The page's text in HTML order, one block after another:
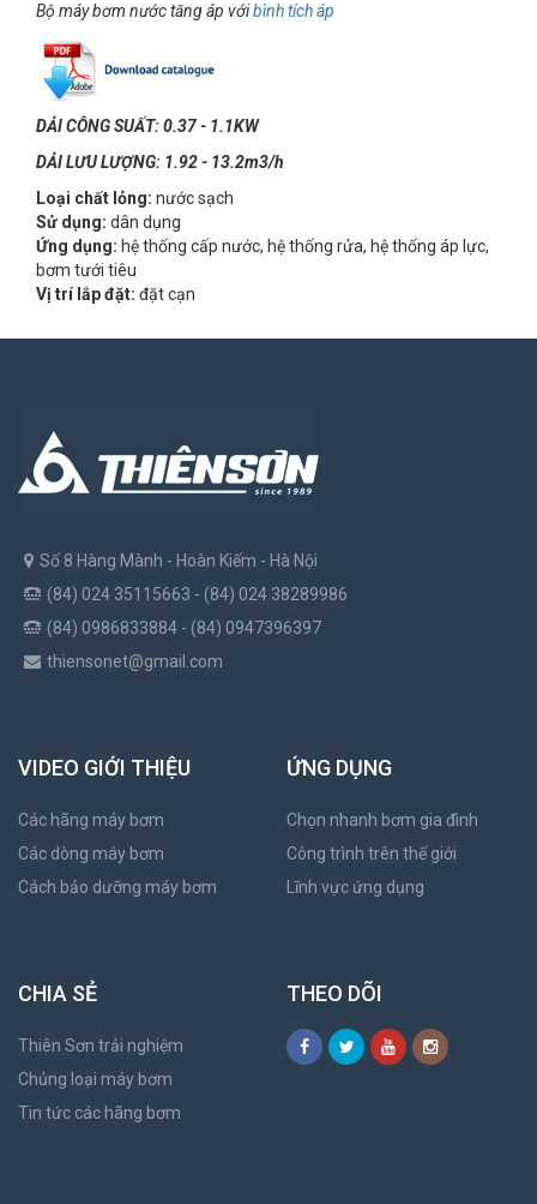
Bộ máy bơm nước tăng áp vớibình tích áp
DẢI CÔNG SUẤT: 0.37 - 1.1KW
DẢI LƯU LƯỢNG: 1.92 - 13.2m3/h
Loại chất lỏng: nước sạch
Sử dụng: dân dụng
Ứng dụng: hệ thống cấp nước, hệ thống rửa, hệ thống áp lực,
bơm tưới tiêu
Vị trí lắp đặt: đặt cạn
Số 8 Hàng Mành - Hoàn Kiếm - Hà Nội
(84) 024 35115663 - (84) 024 38289986
(84) 0986833884 - (84) 0947396397
thiensonet@gmail.com
VIDEO GIỚI THIỆU
Các hãng máy bơm
Các dòng máy bơm
Cách bảo dưỡng máy bơm
ỨNG DỤNG
Chọn nhanh bơm gia đình
Công trình trên thế giới
Lĩnh vực ứng dụng
CHIA SẺ
Thiên Sơn trải nghiệm
Chủng loại máy bơm
Tin tức các hãng bơm
THEO DÕI